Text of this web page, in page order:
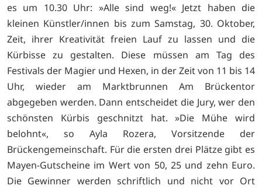
es um 10.30 Uhr: »Alle sind weg!« Jetzt haben die
kleinen Künstler/innen bis zum Samstag, 30. Oktober,
Zeit, ihrer Kreativität freien Lauf zu lassen und die
Kürbisse zu gestalten. Diese müssen am Tag des
Festivals der Magier und Hexen, in der Zeit von 11 bis 14
Uhr, wieder am Marktbrunnen Am Brückentor
abgegeben werden. Dann entscheidet die Jury, wer den
schönsten Kürbis geschnitzt hat. »Die Mühe wird
belohnt«, so Ayla Rozera, Vorsitzende der
Brückengemeinschaft. Für die ersten drei Plätze gibt es
Mayen-Gutscheine im Wert von 50, 25 und zehn Euro.
Die Gewinner werden schriftlich und nicht vor Ort